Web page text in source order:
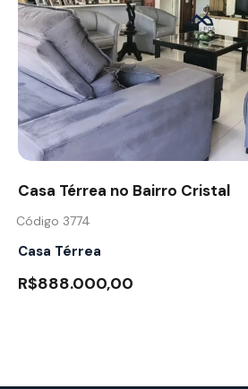
Casa Térrea no Bairro Cristal
Código 3774
Casa Térrea
R$888.000,00